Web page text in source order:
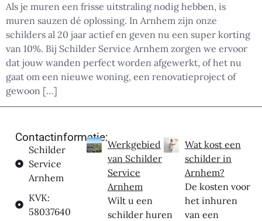
Als je muren een frisse uitstraling nodig hebben, is
muren sauzen dé oplossing. In Arnhem zijn onze
schilders al 20 jaar actief en geven nu een super korting
van 10%. Bij Schilder Service Arnhem zorgen we ervoor
dat jouw wanden perfect worden afgewerkt, of het nu
gaat om een nieuwe woning, een renovatieproject of
gewoon […]
Contactinformatie:
Schilder
Service
Arnhem
KVK:
58037640
Werkgebied
van Schilder
Service
Arnhem
Wilt u een
schilder huren
Wat kost een
schilder in
Arnhem?
De kosten voor
het inhuren
van een